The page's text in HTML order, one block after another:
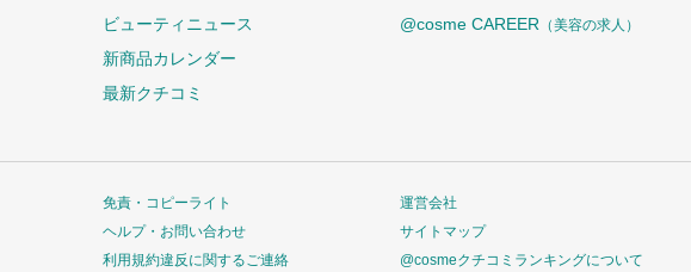
ビューティニュース
新商品カレンダー
最新クチコミ
@cosme CAREER （美容の求人）
免責・コピーライト
ヘルプ・お問い合わせ
利用規約違反に関するご連絡
運営会社
サイトマップ
@cosmeクチコミランキングについて